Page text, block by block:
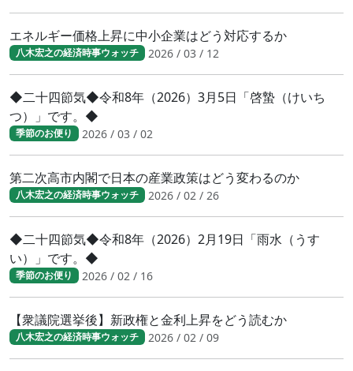
エネルギー価格上昇に中小企業はどう対応するか
八木宏之の経済時事ウォッチ 2026 / 03 / 12
◆二十四節気◆令和8年（2026）3月5日「啓蟄（けいち
つ）」です。◆
季節のお便り 2026 / 03 / 02
第二次高市内閣で日本の産業政策はどう変わるのか
八木宏之の経済時事ウォッチ 2026 / 02 / 26
◆二十四節気◆令和8年（2026）2月19日「雨水（うす
い）」です。◆
季節のお便り 2026 / 02 / 16
【衆議院選挙後】新政権と金利上昇をどう読むか
八木宏之の経済時事ウォッチ 2026 / 02 / 09